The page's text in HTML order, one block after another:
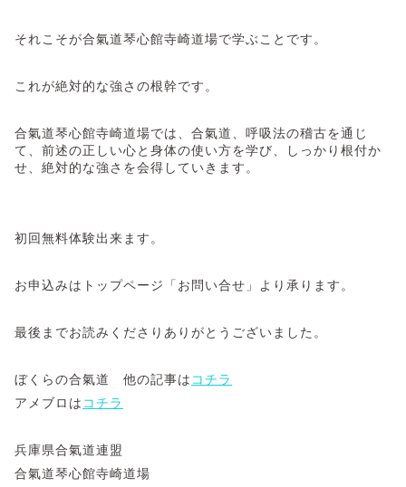
それこそが合氣道琴心館寺崎道場で学ぶことです。
これが絶対的な強さの根幹です。
合氣道琴心館寺崎道場では、合氣道、呼吸法の稽古を通じ
て、前述の正しい心と身体の使い方を学び、しっかり根付か
せ、絶対的な強さを会得していきます。
初回無料体験出来ます。
お申込みはトップページ「お問い合せ」より承ります。
最後までお読みくださりありがとうございました。
ぼくらの合氣道 他の記事は コチラ
アメブロは コチラ
兵庫県合氣道連盟
合氣道琴心館寺崎道場